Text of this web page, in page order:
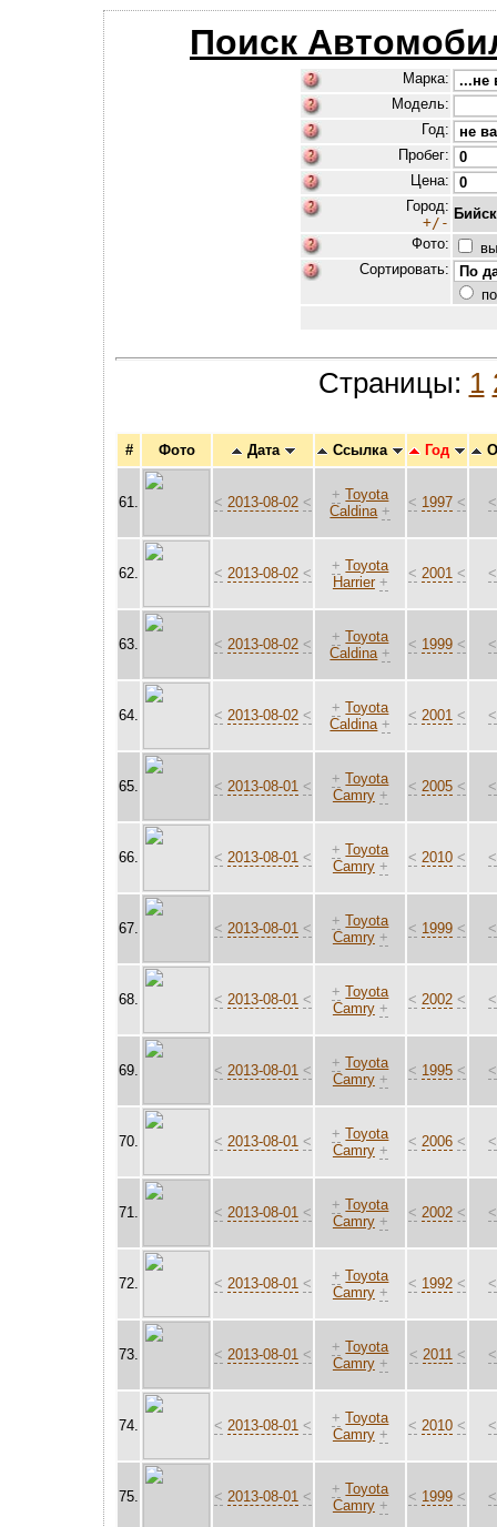
Поиск
Марка:
Модель:
Год:
Пробег:
Цена:
Город:
+/-
Бийск
Фото:
Сортировать:
Страницы: 1
# Фото Дата Ссылка Год
61. < 2013-08-02 < + Toyota
Caldina +
< 1997 < <
62. < 2013-08-02 < + Toyota
Harrier +
< 2001 < <
63. < 2013-08-02 < + Toyota
Caldina +
< 1999 < <
64. < 2013-08-02 < + Toyota
Caldina +
< 2001 < <
65. < 2013-08-01 < + Toyota
Camry +
< 2005 < <
66. < 2013-08-01 < + Toyota
Camry +
< 2010 < <
67. < 2013-08-01 < + Toyota
Camry +
< 1999 < <
68. < 2013-08-01 < + Toyota
Camry +
< 2002 < <
69. < 2013-08-01 < + Toyota
Camry +
< 1995 < <
70. < 2013-08-01 < + Toyota
Camry +
< 2006 < <
71. < 2013-08-01 < + Toyota
Camry +
< 2002 < <
72. < 2013-08-01 < + Toyota
Camry +
< 1992 < <
73. < 2013-08-01 < + Toyota
Camry +
< 2011 < <
74. < 2013-08-01 < + Toyota
Camry +
< 2010 < <
75. < 2013-08-01 < + Toyota
Camry +
< 1999 < <